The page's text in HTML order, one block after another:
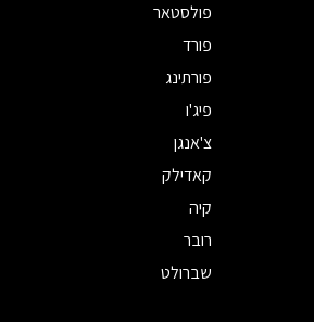
פולסטאר
פורד
פורתינג
פיג'ו
צ'אנגן
קאדילק
קיה
רובר
שברולט